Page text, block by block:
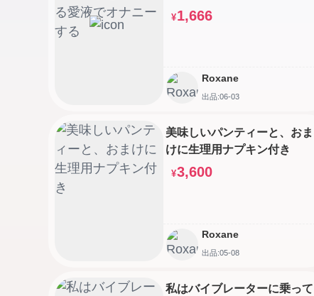
¥1,666
Roxane
出品:06-03
美味しいパンティーと、おま
けに生理用ナプキン付き
¥3,600
Roxane
出品:05-08
私はバイブレーターに乗って